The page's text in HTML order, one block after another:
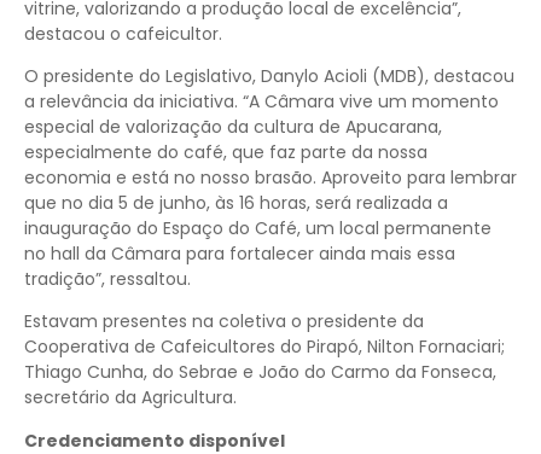
vitrine, valorizando a produção local de excelência”,
destacou o cafeicultor.
O presidente do Legislativo, Danylo Acioli (MDB), destacou
a relevância da iniciativa. “A Câmara vive um momento
especial de valorização da cultura de Apucarana,
especialmente do café, que faz parte da nossa
economia e está no nosso brasão. Aproveito para lembrar
que no dia 5 de junho, às 16 horas, será realizada a
inauguração do Espaço do Café, um local permanente
no hall da Câmara para fortalecer ainda mais essa
tradição”, ressaltou.
Estavam presentes na coletiva o presidente da
Cooperativa de Cafeicultores do Pirapó, Nilton Fornaciari;
Thiago Cunha, do Sebrae e João do Carmo da Fonseca,
secretário da Agricultura.
Credenciamento disponível